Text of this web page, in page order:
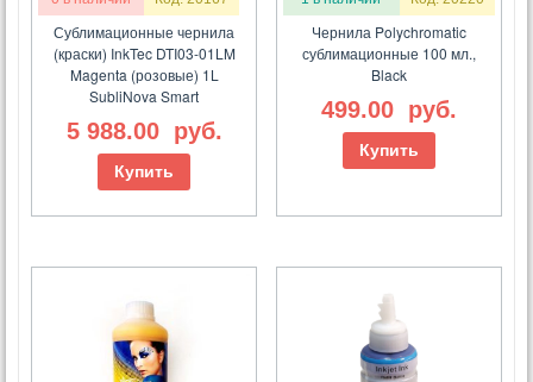
Сублимационные чернила
(краски) InkTec DTI03-01LM
Magenta (розовые) 1L
SubliNova Smart
5 988.00 руб.
Купить
Чернила Polychromatic
сублимационные 100 мл.,
Black
499.00 руб.
Купить